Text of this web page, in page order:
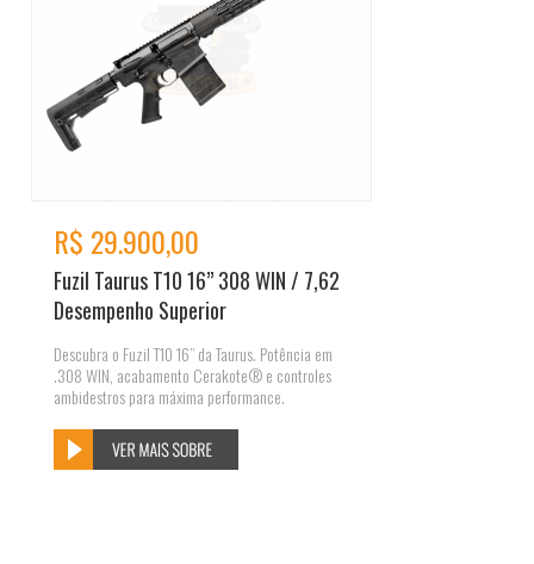
R$ 29.900,00
Fuzil Taurus T10 16” 308 WIN / 7,62
Desempenho Superior
Descubra o Fuzil T10 16” da Taurus. Potência em
.308 WIN, acabamento Cerakote® e controles
ambidestros para máxima performance.